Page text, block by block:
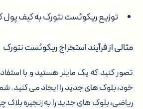
توزیع ریکوئست نتورک به کیف پول
مثالی از فرآیند استخراج ریکوئست نتورک
تصور کنید که یک ماینر هستید و با
خود، بلوک های جدید را ایجاد می کنید.
ریاضی، بلوک های جدید را به زنجیره بلاک